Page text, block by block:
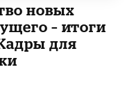
новых
– итоги
для